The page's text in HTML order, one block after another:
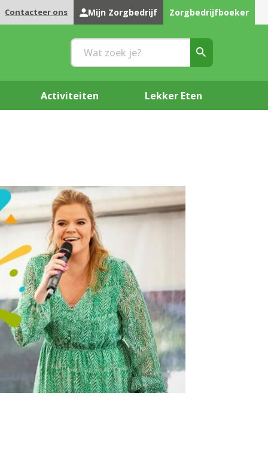
Contacteer ons Mijn Zorgbedrijf Zorgbedrijfboeker
Activiteiten Lekker Eten